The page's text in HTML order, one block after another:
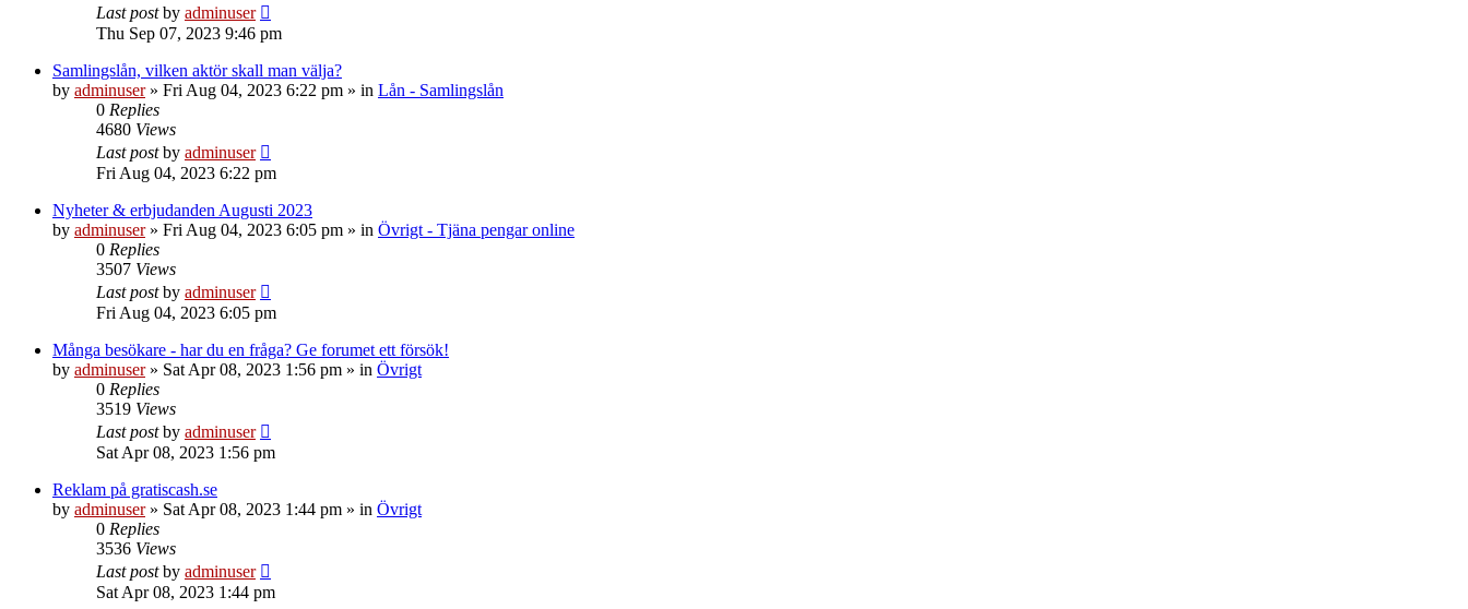
Last postby adminuser
Thu Sep 07, 2023 9:46 pm
Samlingslån, vilken aktör skall man välja?
by adminuser» Fri Aug 04, 2023 6:22 pm » in Lån - Samlingslån
0 Replies
4680 Views
Last postby adminuser
Fri Aug 04, 2023 6:22 pm
Nyheter & erbjudanden Augusti 2023
by adminuser» Fri Aug 04, 2023 6:05 pm » in Övrigt - Tjäna pengar online
0 Replies
3507 Views
Last postby adminuser
Fri Aug 04, 2023 6:05 pm
Många besökare - har du en fråga? Ge forumet ett försök!
by adminuser» Sat Apr 08, 2023 1:56 pm » in Övrigt
0 Replies
3519 Views
Last postby adminuser
Sat Apr 08, 2023 1:56 pm
Reklam på gratiscash.se
by adminuser» Sat Apr 08, 2023 1:44 pm » in Övrigt
0 Replies
3536 Views
Last postby adminuser
Sat Apr 08, 2023 1:44 pm